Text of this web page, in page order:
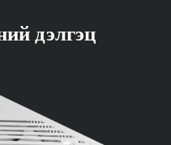
дэлгэц